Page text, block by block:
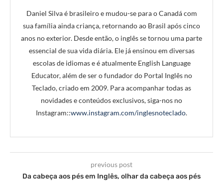
Daniel Silva é brasileiro e mudou-se para o Canadá com
sua família ainda criança, retornando ao Brasil após cinco
anos no exterior. Desde então, o inglês se tornou uma parte
essencial de sua vida diária. Ele já ensinou em diversas
escolas de idiomas e é atualmente English Language
Educator, além de ser o fundador do Portal Inglês no
Teclado, criado em 2009. Para acompanhar todas as
novidades e conteúdos exclusivos, siga-nos no
Instagram::www.instagram.com/inglesnoteclado.
previous post
Da cabeça aos pés em Inglês, olhar da cabeça aos pés